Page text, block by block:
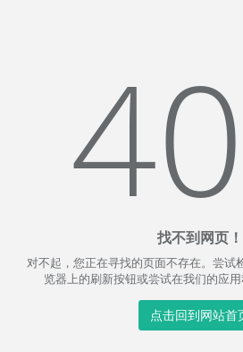
找不到网页！
对不起，您正在寻找的页面不存在。尝试
览器上的刷新按钮或尝试在我们的应用
点击回到网站首